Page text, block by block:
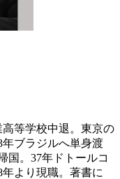
等学校中退。東京の
ブラジルへ単身渡
国。37年ドトールコ
より現職。著書に